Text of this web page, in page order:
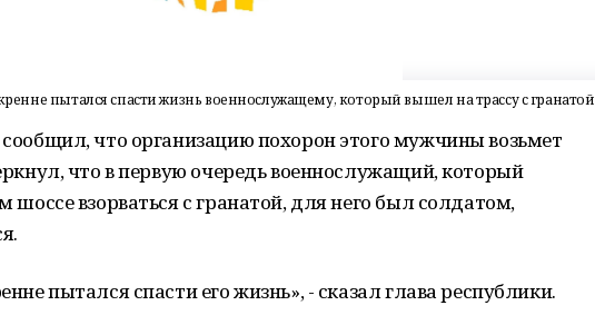
пытался спасти жизнь военнослужащему, который вышел на трассу с гранатой
что организацию похорон этого мужчины возьмет
что в первую очередь военнослужащий, который
шоссе взорваться с гранатой, для него был солдатом,
пытался спасти его жизнь», - сказал глава республики.